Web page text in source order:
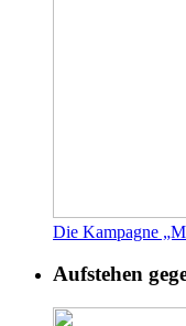
Die Kampagne
Aufstehen